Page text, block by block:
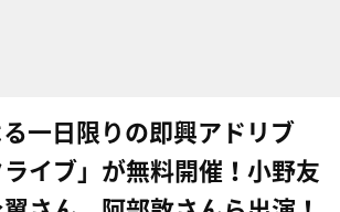
一日限りの即興アドリブ
ライブ」が無料開催！小野友